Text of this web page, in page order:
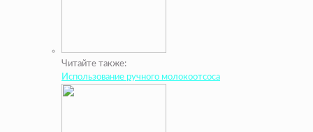
Читайте также:
Использование ручного молокоотсоса